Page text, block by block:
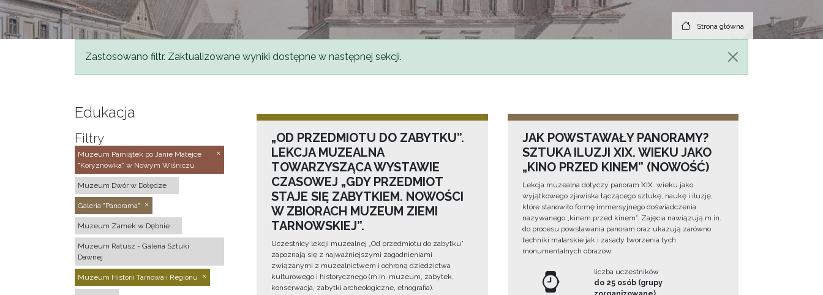
Strona główna
Komunikat
Zastosowano filtr. Zaktualizowane wyniki dostępne w następnej sekcji.
Edukacja
Filtry
Muzeum Pamiątek po Janie Matejce
"Koryznówka" w Nowym Wiśniczu
Muzeum Dwór w Dołędze
Galeria "Panorama"
Muzeum Zamek w Dębnie
Muzeum Ratusz - Galeria Sztuki
Dawnej
Muzeum Historii Tarnowa i Regionu
„OD PRZEDMIOTU DO ZABYTKU”.
LEKCJA MUZEALNA
TOWARZYSZĄCA WYSTAWIE
CZASOWEJ „GDY PRZEDMIOT
STAJE SIĘ ZABYTKIEM. NOWOŚCI
W ZBIORACH MUZEUM ZIEMI
TARNOWSKIEJ”.
Uczestnicy lekcji muzealnej „Od przedmiotu do zabytku”
zapoznają się z najważniejszymi zagadnieniami
związanymi z muzealnictwem i ochroną dziedzictwa
kulturowego i historycznego (m.in. muzeum, zabytek,
konserwacja, zabytki archeologiczne, etnografia).
JAK POWSTAWAŁY PANORAMY?
SZTUKA ILUZJI XIX. WIEKU JAKO
„KINO PRZED KINEM” (NOWOŚĆ)
Lekcja muzealna dotyczy panoram XIX. wieku jako
wyjątkowego zjawiska łączącego sztukę, naukę i iluzję,
które stanowiło formę immersyjnego doświadczenia
nazywanego „kinem przed kinem”. Zajęcia nawiązują m.in.
do procesu powstawania panoram oraz ukazują zarówno
techniki malarskie jak i zasady tworzenia tych
monumentalnych obrazów.
liczba uczestników
do 25 osób (grupy